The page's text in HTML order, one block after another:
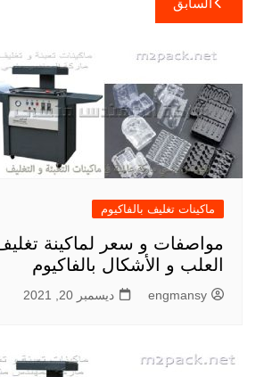
المقالات
السابق
ماكينات تغليف بالفاكيوم
مواصفات و سعر لماكينة
العلب و الأشكال بالفاكيوم
engmansy ديسمبر 20, 2021